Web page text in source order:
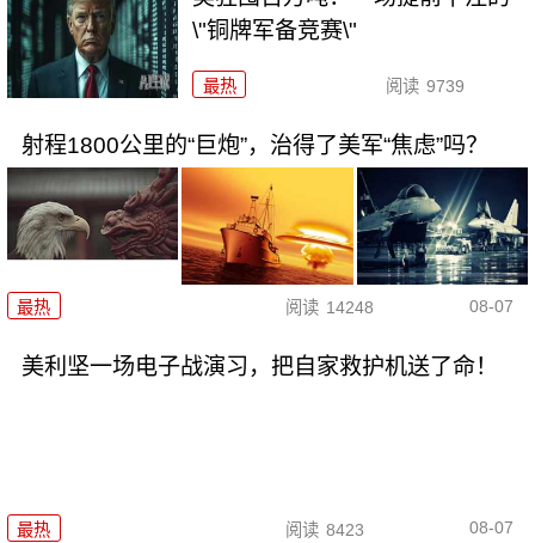
\"铜牌军备竞赛\"
最热 阅读 9739
射程1800公里的“巨炮”，治得了美军“焦虑”吗？
最热 阅读 14248 08-07
美利坚一场电子战演习，把自家救护机送了命！
最热 阅读 8423 08-07